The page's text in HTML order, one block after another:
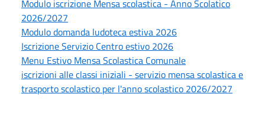
Modulo iscrizione Mensa scolastica - Anno Scolatico
2026/2027
Modulo domanda ludoteca estiva 2026
Iscrizione Servizio Centro estivo 2026
Menu Estivo Mensa Scolastica Comunale
iscrizioni alle classi iniziali - servizio mensa scolastica e
trasporto scolastico per l'anno scolastico 2026/2027